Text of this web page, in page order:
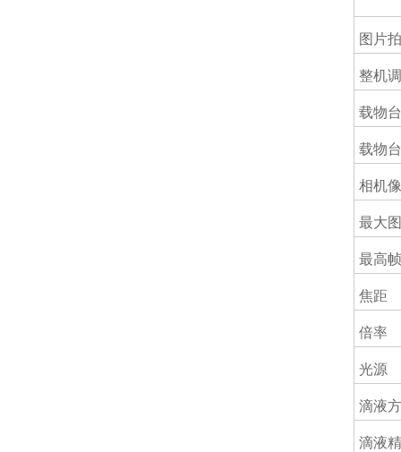
图片
整机
载物
载物
相机
最大
最高
焦距
倍率
光源
滴液
滴液